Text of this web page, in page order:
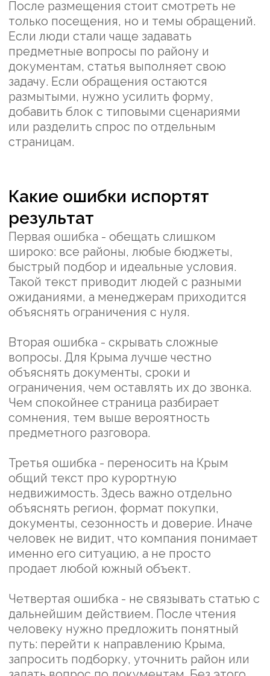
Я даюсогласие а получение рекламных
рассылок и информационных писем
Оставить заявку
Нажимая «Оставить заявку» я даю
согласиена обработку персональных
данных в соответствии с
конфиденциальности
© 2025. Обращаем ваше внимание на то, что данный интернет-
сайт носит исключительно информационный характер и ни при
каких условиях не является публичной офертой, определяемой
положениями Статьи 437 (2) Гражданского кодекса Российской
Федерации. Для получения информации о наличии и стоимости
товаров и (или) услуг, обращайтесь с помощью формы обратной
связи или по телефону.
+7 (952) 109-91-77 Telegram
ИП "Багратион Дмитрий Дмитриевич"
ИНН - 234505122475
ОГРНИП - 324237500003128
d-bagration@mail.ru
Пользовательское соглашение
Согласие на получение рекламной рассылки